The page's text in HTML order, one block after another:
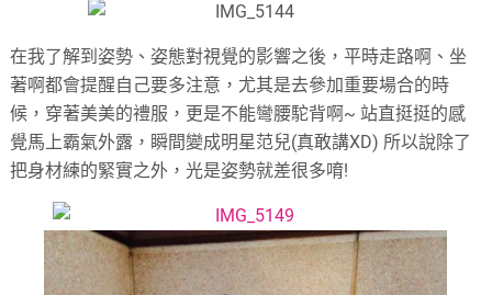
在我了解到姿勢、姿態對視覺的影響之後，平時走路啊、坐
著啊都會提醒自己要多注意，尤其是去參加重要場合的時
候，穿著美美的禮服，更是不能彎腰駝背啊~ 站直挺挺的感
覺馬上霸氣外露，瞬間變成明星范兒(真敢講XD) 所以說除了
把身材練的緊實之外，光是姿勢就差很多唷!